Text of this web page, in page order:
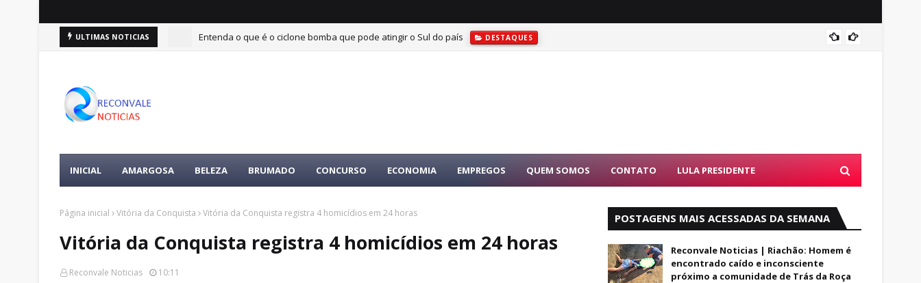
ULTIMAS NOTICIAS Entenda o que é o ciclone bomba que pode atingir o Sul do país DESTAQUES
INICIAL AMARGOSA BELEZA BRUMADO CONCURSO ECONOMIA EMPREGOS QUEM SOMOS CONTATO LULA PRESIDENTE
Página inicial Vitória da Conquista Vitória da Conquista registra 4 homicídios em 24 horas
Vitória da Conquista registra 4 homicídios em 24 horas
Reconvale Noticias 10:11
POSTAGENS MAIS ACESSADAS DA SEMANA
Reconvale Noticias | Riachão: Homem é
encontrado caído e inconsciente
próximo a comunidade de Trás da Roça